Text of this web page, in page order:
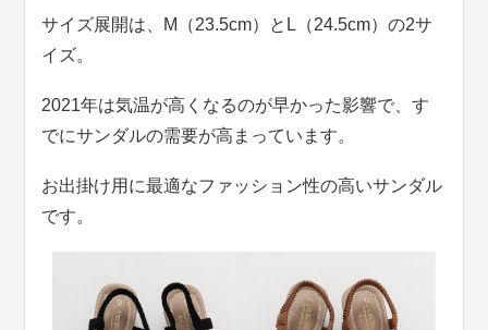
サイズ展開は、M（23.5cm）とL（24.5cm）の2サ
イズ。
2021年は気温が高くなるのが早かった影響で、す
でにサンダルの需要が高まっています。
お出掛け用に最適なファッション性の高いサンダル
です。